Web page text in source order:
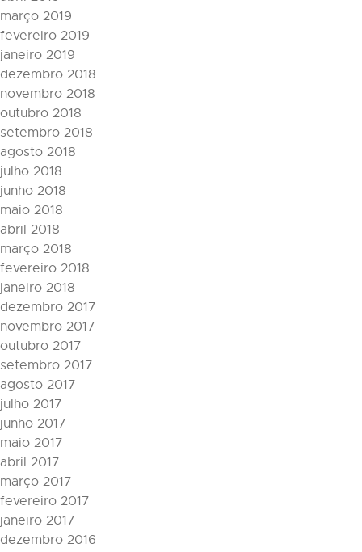
março 2019
fevereiro 2019
janeiro 2019
dezembro 2018
novembro 2018
outubro 2018
setembro 2018
agosto 2018
julho 2018
junho 2018
maio 2018
abril 2018
março 2018
fevereiro 2018
janeiro 2018
dezembro 2017
novembro 2017
outubro 2017
setembro 2017
agosto 2017
julho 2017
junho 2017
maio 2017
abril 2017
março 2017
fevereiro 2017
janeiro 2017
dezembro 2016